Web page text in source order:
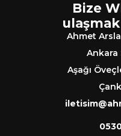
Bize
Ahmet
Ankara
Aşağı